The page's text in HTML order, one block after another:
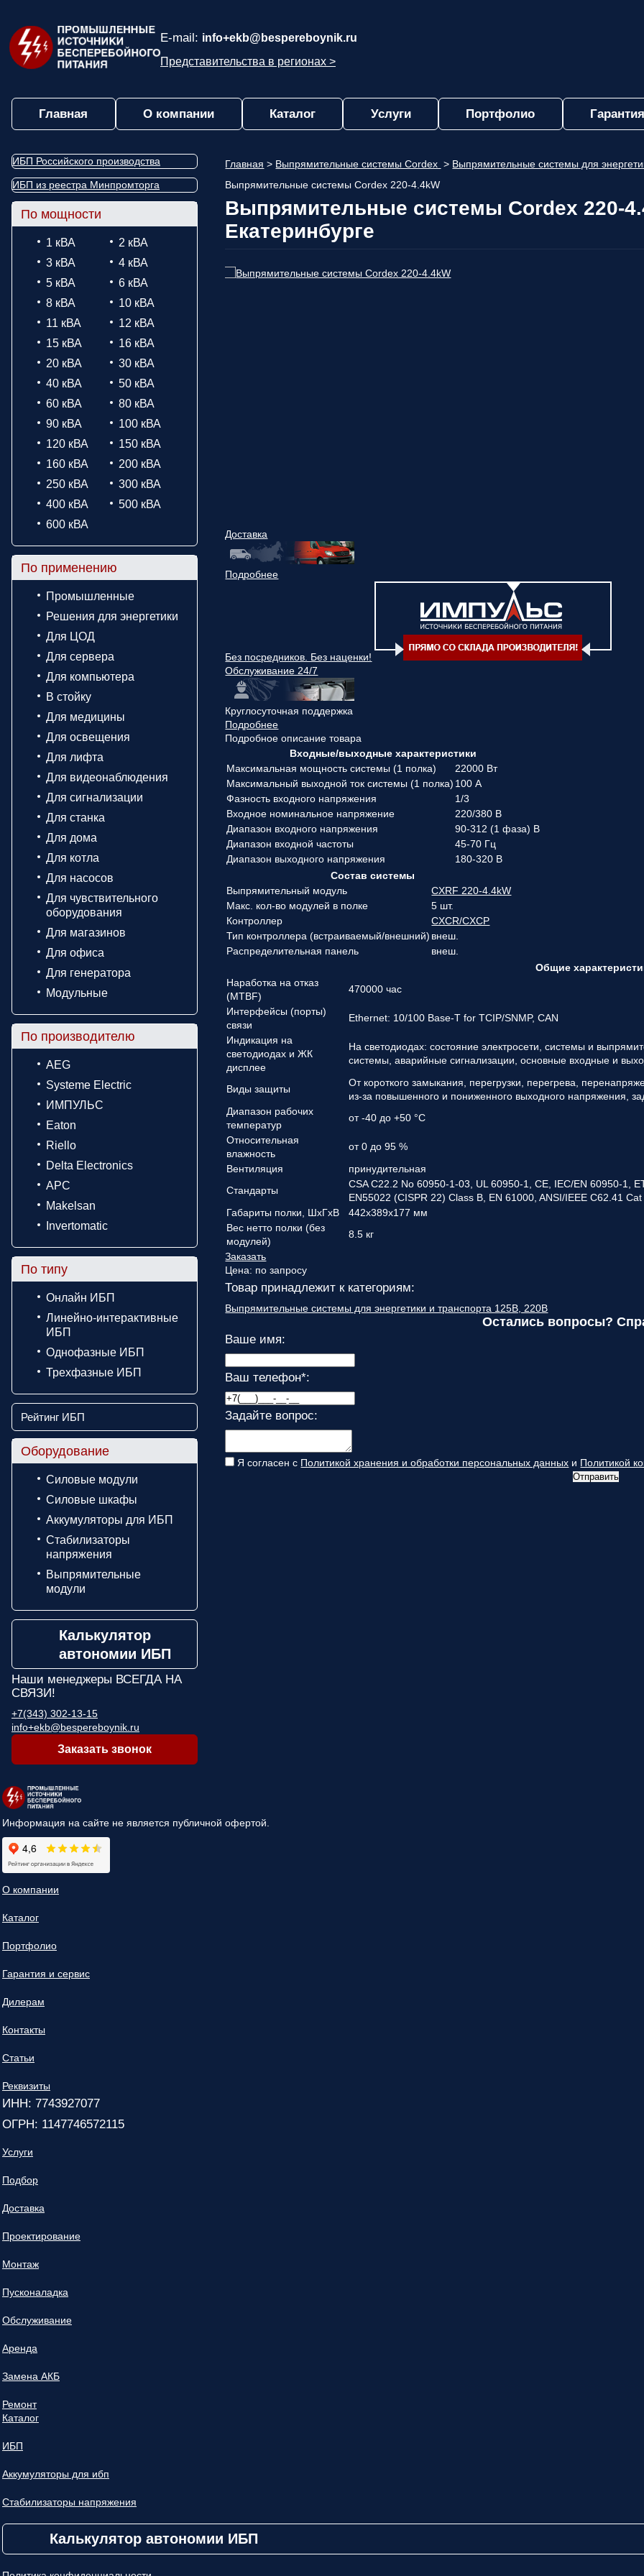
E-mail: info+ekb@bespereboynik.ru
Представительства в регионах >
Главная О компании Каталог Услуги Портфолио
ИБП Российского производства
ИБП из реестра Минпромторга
По мощности
1 кВА
2 кВА
3 кВА
4 кВА
5 кВА
6 кВА
8 кВА
10 кВА
11 кВА
12 кВА
15 кВА
16 кВА
20 кВА
30 кВА
40 кВА
50 кВА
60 кВА
80 кВА
90 кВА
100 кВА
120 кВА
150 кВА
160 кВА
200 кВА
250 кВА
300 кВА
400 кВА
500 кВА
600 кВА
По применению
Промышленные
Решения для энергетики
Для ЦОД
Для сервера
Для компьютера
В стойку
Для медицины
Для освещения
Для лифта
Для видеонаблюдения
Для сигнализации
Для станка
Для дома
Для котла
Для насосов
Для чувствительного
оборудования
Для магазинов
Для офиса
Для генератора
Модульные
По производителю
AEG
Systeme Electric
ИМПУЛЬС
Eaton
Riello
Delta Electronics
APC
Makelsan
Invertomatic
По типу
Онлайн ИБП
Линейно-интерактивные
ИБП
Однофазные ИБП
Трехфазные ИБП
Рейтинг ИБП
Оборудование
Силовые модули
Силовые шкафы
Аккумуляторы для ИБП
Стабилизаторы
напряжения
Выпрямительные
модули
Калькулятор
автономии ИБП
Наши менеджеры ВСЕГДА НА
СВЯЗИ!
+7(343) 302-13-15
info+ekb@bespereboynik.ru
Заказать звонок
Главная > Выпрямительные системы Cordex > Выпрямительные системы для
Выпрямительные системы Cordex 220-4.4kW
Выпрямительные системы Cordex 220-
Екатеринбурге
Доставка
Подробнее
Без посредников. Без наценки!
Обслуживание 24/7
Круглосуточная поддержка
Подробнее
Подробное описание товара
Входные/выходные характеристики
Максимальная мощность системы (1 полка)
22000 Вт
Максимальный выходной ток системы (1 полка) 100 А
Фазность входного напряжения
1/3
Входное номинальное напряжение
220/380 В
Диапазон входного напряжения
90-312 (1 фаза) В
Диапазон входной частоты
45-70 Гц
Диапазон выходного напряжения
180-320 В
Состав системы
Выпрямительный модуль
CXRF 220-4.4kW
Макс. кол-во модулей в полке
5 шт.
Контроллер
CXCR/CXCP
Тип контроллера (встраиваемый/внешний) внеш.
Распределительная панель
внеш.
Общие
Наработка на отказ
(MTBF)
470000 час
Интерфейсы (порты)
связи
Ethernet: 10/100 Base-T for TCIP/SNMP, CAN
Индикация на
светодиодах и ЖК
дисплее
На светодиодах: состояние электросети, системы и
системы, аварийные сигнализации, основные входные и
Виды защиты
От короткого замыкания, перегрузки, перегрева,
из-за повышенного и пониженного выходного напряжения,
Диапазон рабочих
температур
от -40 до +50 °С
Относительная
влажность
от 0 до 95 %
Вентиляция
принудительная
Стандарты
CSA C22.2 No 60950-1-03, UL 60950-1, CE, IEC/EN 60950-1,
EN55022 (CISPR 22) Class B, EN 61000, ANSI/IEEE C62.41 Cat
Габариты полки, ШхГхВ
442х389х177 мм
Вес нетто полки (без
модулей)
8.5 кг
Заказать
Цена: по запросу
Товар принадлежит к категориям:
Выпрямительные системы для энергетики и транспорта 125В, 220В
Остались вопросы?
Ваше имя:
Ваш телефон*:
Задайте вопрос:
Я согласен с Политикой хранения и обработки персональных данных и Политикой
Отправить
Информация на сайте не является публичной офертой.
О компании
Каталог
Портфолио
Гарантия и сервис
Дилерам
Контакты
Статьи
Реквизиты
ИНН: 7743927077
ОГРН: 1147746572115
Услуги
Подбор
Доставка
Проектирование
Монтаж
Пусконаладка
Обслуживание
Аренда
Замена АКБ
Ремонт
Каталог
ИБП
Аккумуляторы для ибп
Стабилизаторы напряжения
Калькулятор автономии ИБП